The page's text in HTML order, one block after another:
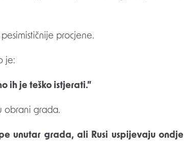
procjene.
je:
ih je teško istjerati.”
obrani grada.
unutar grada, ali Rusi uspijevaju ondje